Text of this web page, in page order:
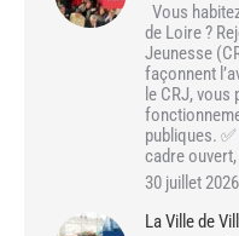
Vous
de Loire ?
Jeunesse
façonnent
le CRJ,
publiques.
cadre
30 juillet 2026
La Ville de